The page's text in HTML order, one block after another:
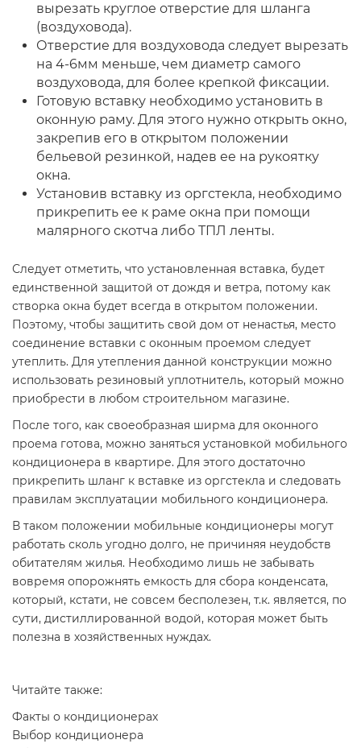
вырезать круглое отверстие для шланга
(воздуховода).
Отверстие для воздуховода следует вырезать
на 4-6мм меньше, чем диаметр самого
воздуховода, для более крепкой фиксации.
Готовую вставку необходимо установить в
оконную раму. Для этого нужно открыть окно,
закрепив его в открытом положении
бельевой резинкой, надев ее на рукоятку
окна.
Установив вставку из оргстекла, необходимо
прикрепить ее к раме окна при помощи
малярного скотча либо ТПЛ ленты.
Следует отметить, что установленная вставка, будет
единственной защитой от дождя и ветра, потому как
створка окна будет всегда в открытом положении.
Поэтому, чтобы защитить свой дом от ненастья, место
соединение вставки с оконным проемом следует
утеплить. Для утепления данной конструкции можно
использовать резиновый уплотнитель, который можно
приобрести в любом строительном магазине.
После того, как своеобразная ширма для оконного
проема готова, можно заняться установкой мобильного
кондиционера в квартире. Для этого достаточно
прикрепить шланг к вставке из оргстекла и следовать
правилам эксплуатации мобильного кондиционера.
В таком положении мобильные кондиционеры могут
работать сколь угодно долго, не причиняя неудобств
обитателям жилья. Необходимо лишь не забывать
вовремя опорожнять емкость для сбора конденсата,
который, кстати, не совсем бесполезен, т.к. является, по
сути, дистиллированной водой, которая может быть
полезна в хозяйственных нуждах.
Читайте также:
Факты о кондиционерах
Выбор кондиционера